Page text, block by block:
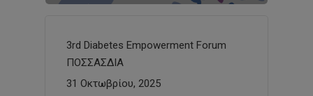
3rd Diabetes Empowerment Forum
ΠΟΣΣΑΣΔΙΑ
31 Οκτωβρίου, 2025